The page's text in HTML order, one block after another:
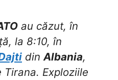
au căzut, în
la 8:10, în
din Albania,
Exploziile